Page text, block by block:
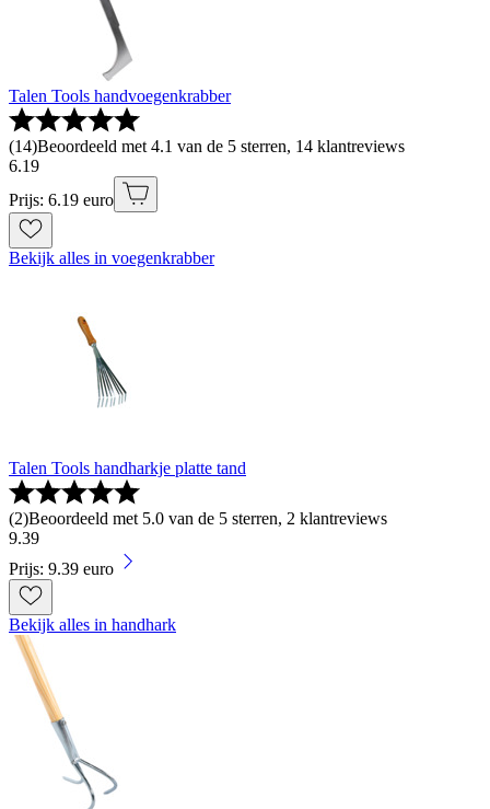
Talen Tools handvoegenkrabber
(14)Beoordeeld met 4.1 van de 5 sterren, 14 klantreviews
6.19
Prijs: 6.19 euro
Bekijk alles in voegenkrabber
Talen Tools handharkje platte tand
(2)Beoordeeld met 5.0 van de 5 sterren, 2 klantreviews
9.39
Prijs: 9.39 euro
Bekijk alles in handhark